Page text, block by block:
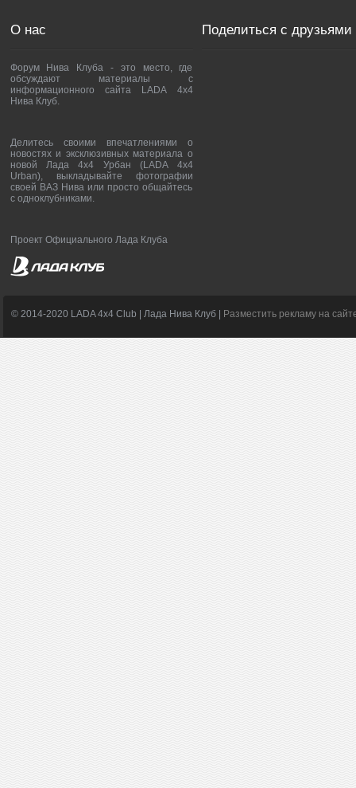
О нас
Форум Нива Клуба - это место, где
обсуждают материалы с
информационного сайта LADA 4x4
Нива Клуб.
Делитесь своими впечатлениями о
новостях и эксклюзивных материала о
новой Лада 4х4 Урбан (LADA 4x4
Urban), выкладывайте фотографии
своей ВАЗ Нива или просто общайтесь
с одноклубниками.
Проект Официального Лада Клуба
Поделиться с друзьями
© 2014-2020 LADA 4x4 Club | Лада Нива Клуб | Разместить рекламу на